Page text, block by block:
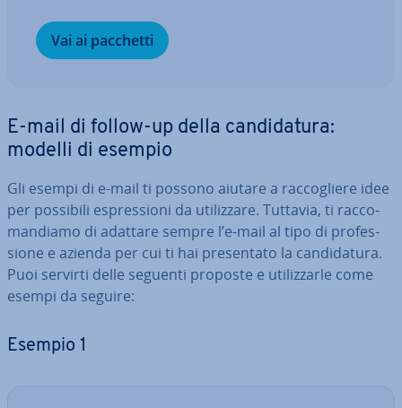
Vai ai pacchetti
E-mail di follow-up della can­di­da­tu­ra:
modelli di esempio
Gli esempi di e-mail ti possono aiutare a rac­co­glie­re idee
per possibili espres­sio­ni da uti­liz­za­re. Tuttavia, ti rac­co­
man­dia­mo di adattare sempre l’e-mail al tipo di pro­fes­
sio­ne e azienda per cui ti hai pre­sen­ta­to la can­di­da­tu­ra.
Puoi servirti delle seguenti proposte e uti­liz­zar­le come
esempi da seguire:
Esempio 1